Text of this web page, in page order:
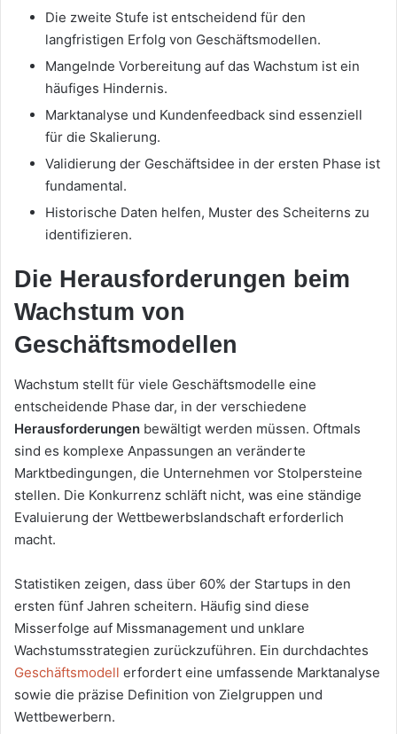
Die zweite Stufe ist entscheidend für den
langfristigen Erfolg von Geschäftsmodellen.
Mangelnde Vorbereitung auf das Wachstum ist ein
häufiges Hindernis.
Marktanalyse und Kundenfeedback sind essenziell
für die Skalierung.
Validierung der Geschäftsidee in der ersten Phase ist
fundamental.
Historische Daten helfen, Muster des Scheiterns zu
identifizieren.
Die Herausforderungen beim
Wachstum von
Geschäftsmodellen
Wachstum stellt für viele Geschäftsmodelle eine
entscheidende Phase dar, in der verschiedene
Herausforderungen bewältigt werden müssen. Oftmals
sind es komplexe Anpassungen an veränderte
Marktbedingungen, die Unternehmen vor Stolpersteine
stellen. Die Konkurrenz schläft nicht, was eine ständige
Evaluierung der Wettbewerbslandschaft erforderlich
macht.
Statistiken zeigen, dass über 60% der Startups in den
ersten fünf Jahren scheitern. Häufig sind diese
Misserfolge auf Missmanagement und unklare
Wachstumsstrategien zurückzuführen. Ein durchdachtes
Geschäftsmodell erfordert eine umfassende Marktanalyse
sowie die präzise Definition von Zielgruppen und
Wettbewerbern.